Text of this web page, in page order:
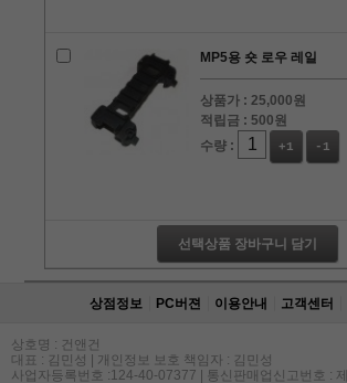
MP5용 숏 로우 레일
상품가 :25,000원
적립금 : 500원
수량 :
+1 -1
선택상품 장바구니 담기
상점정보 PC버젼 이용안내 고객센터
상호명 : 건앤건
대표 : 김민성 | 개인정보 보호 책임자 : 김민성
사업자등록번호 :124-40-07377 | 통신판매업신고번호 :